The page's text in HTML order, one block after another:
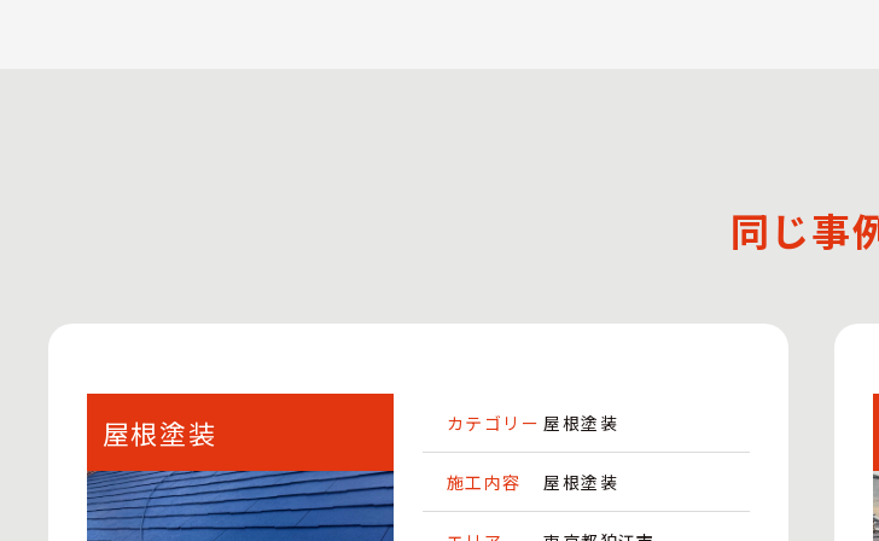
同じ事
屋根塗装 カテゴリー 屋根塗装
施工内容 屋根塗装